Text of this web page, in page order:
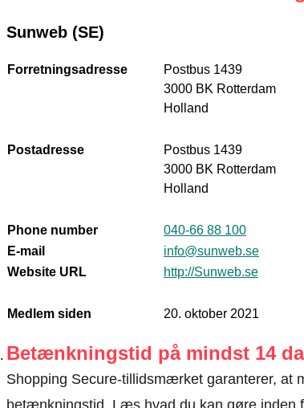
Sunweb (SE)
Forretningsadresse
Postbus 1439
3000 BK Rotterdam
Holland
Postadresse
Postbus 1439
3000 BK Rotterdam
Holland
Phone number
040-66 88 100
E-mail
info@sunweb.se
Website URL
http://Sunweb.se
Medlem siden 20. oktober 2021
Betænkningstid på mindst 14
Shopping Secure-tillidsmærket garanterer, at
betænkningstid. Læs hvad du kan gøre inden